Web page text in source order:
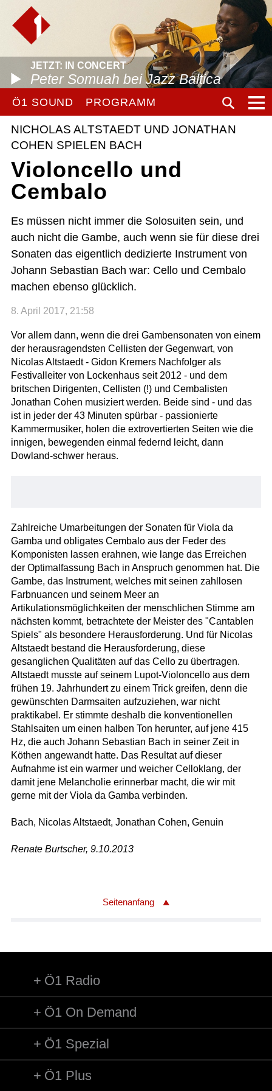
JETZT: IN CONCERT
Peter Somuah bei Jazz Baltica
Ö1 SOUND PROGRAMM
NICHOLAS ALTSTAEDT UND JONATHAN
COHEN SPIELEN BACH
Violoncello und
Cembalo
Es müssen nicht immer die Solosuiten sein, und
auch nicht die Gambe, auch wenn sie für diese drei
Sonaten das eigentlich dedizierte Instrument von
Johann Sebastian Bach war: Cello und Cembalo
machen ebenso glücklich.
8. April 2017, 21:58
Vor allem dann, wenn die drei Gambensonaten von einem
der herausragendsten Cellisten der Gegenwart, von
Nicolas Altstaedt - Gidon Kremers Nachfolger als
Festivalleiter von Lockenhaus seit 2012 - und dem
britschen Dirigenten, Cellisten (!) und Cembalisten
Jonathan Cohen musiziert werden. Beide sind - und das
ist in jeder der 43 Minuten spürbar - passionierte
Kammermusiker, holen die extrovertierten Seiten wie die
innigen, bewegenden einmal federnd leicht, dann
Dowland-schwer heraus.
Zahlreiche Umarbeitungen der Sonaten für Viola da
Gamba und obligates Cembalo aus der Feder des
Komponisten lassen erahnen, wie lange das Erreichen
der Optimalfassung Bach in Anspruch genommen hat. Die
Gambe, das Instrument, welches mit seinen zahllosen
Farbnuancen und seinem Meer an
Artikulationsmöglichkeiten der menschlichen Stimme am
nächsten kommt, betrachtete der Meister des "Cantablen
Spiels" als besondere Herausforderung. Und für Nicolas
Altstaedt bestand die Herausforderung, diese
gesanglichen Qualitäten auf das Cello zu übertragen.
Altstaedt musste auf seinem Lupot-Violoncello aus dem
frühen 19. Jahrhundert zu einem Trick greifen, denn die
gewünschten Darmsaiten aufzuziehen, war nicht
praktikabel. Er stimmte deshalb die konventionellen
Stahlsaiten um einen halben Ton herunter, auf jene 415
Hz, die auch Johann Sebastian Bach in seiner Zeit in
Köthen angewandt hatte. Das Resultat auf dieser
Aufnahme ist ein warmer und weicher Celloklang, der
damit jene Melancholie erinnerbar macht, die wir mit
gerne mit der Viola da Gamba verbinden.
Bach, Nicolas Altstaedt, Jonathan Cohen, Genuin
Renate Burtscher, 9.10.2013
Seitenanfang
Ö1 Radio
Ö1 On Demand
Ö1 Spezial
Ö1 Plus